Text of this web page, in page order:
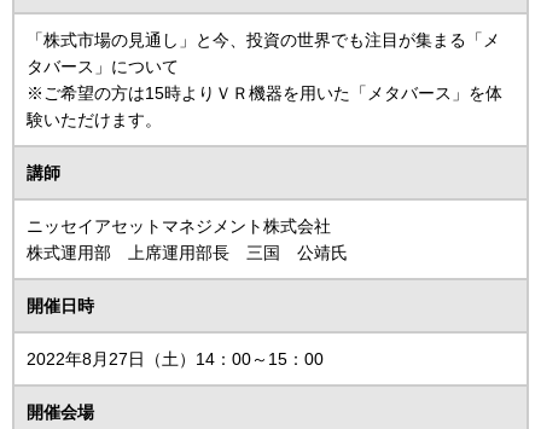
「株式市場の見通し」と今、投資の世界でも注目が集まる「メ
タバース」について
※ご希望の方は15時よりＶＲ機器を用いた「メタバース」を体
験いただけます。
講師
ニッセイアセットマネジメント株式会社
株式運用部 上席運用部長 三国 公靖氏
開催日時
2022年8月27日（土）14：00～15：00
開催会場